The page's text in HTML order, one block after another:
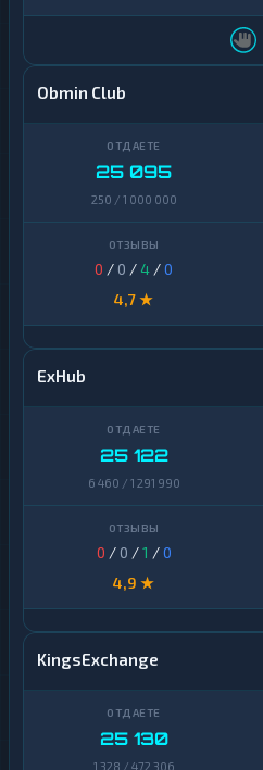
Obmin Club
25 095
250 / 1 000 000
0 / 0 / 4 /0
4,7 ★
ExHub
25 122
6 460 / 1 291 990
0 / 0 /1 /0
4,9 ★
KingsExchange
25 130
1 328 / 472 306